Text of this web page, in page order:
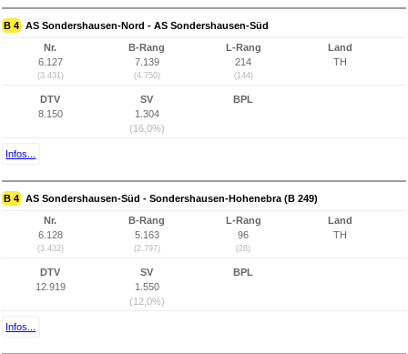
B 4 AS Sondershausen-Nord - AS Sondershausen-Süd
Nr.
6.127
(3.431)
B-Rang
7.139
(4.750)
L-Rang
214
(144)
Land
TH
DTV
8.150
SV
1.304
(16,0%)
BPL
Infos...
B 4 AS Sondershausen-Süd - Sondershausen-Hohenebra (B 249)
Nr.
6.128
(3.432)
B-Rang
5.163
(2.797)
L-Rang
96
(28)
Land
TH
DTV
12.919
SV
1.550
(12,0%)
BPL
Infos...